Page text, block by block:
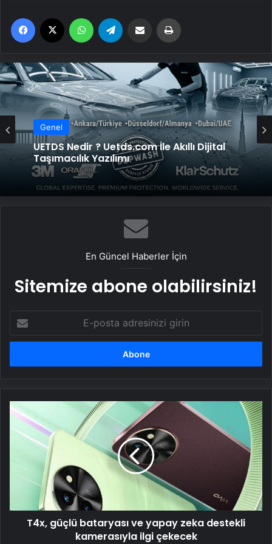
Facebook WhatsApp Email'den paylaş
Genel
UETDS Nedir ? Uetds.com İle Akıllı Dijital
Taşımacılık Yazılımı
En Güncel Haberler İçin
Sitemize abone olabilirsiniz!
posta
adresinizi
T4x,
güçlü
bataryası
destekli
kamerasıyla
ilgi
çekecekT4x, güçlü bataryası ve yapay zeka destekli
kamerasıyla ilgi çekecek